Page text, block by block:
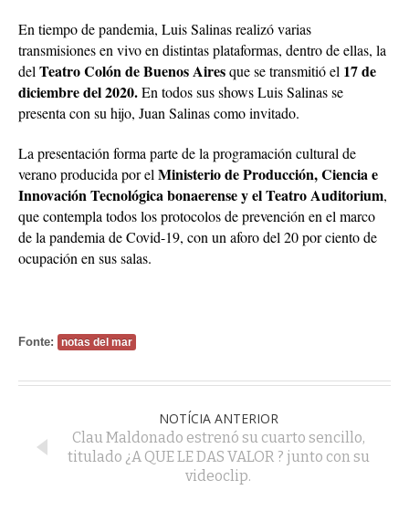
En tiempo de pandemia, Luis Salinas realizó varias
transmisiones en vivo en distintas plataformas, dentro de ellas, la
del Teatro Colón de Buenos Airesque se transmitió el 17 de
diciembre del 2020.En todos sus shows Luis Salinas se
presenta con su hijo, Juan Salinas como invitado.
La presentación forma parte de la programación cultural de
verano producida por el Ministerio de Producción, Ciencia e
Innovación Tecnológica bonaerense y el Teatro Auditorium,
que contempla todos los protocolos de prevención en el marco
de la pandemia de Covid-19, con un aforo del 20 por ciento de
ocupación en sus salas.
Fonte: notas del mar
NOTÍCIA ANTERIOR
Clau Maldonado estrenó su cuarto sencillo,
titulado ¿A QUE LE DAS VALOR ? junto con su
videoclip.